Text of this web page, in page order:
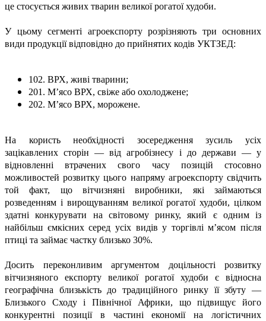
це стосується живих тварин великої рогатої худоби.
У цьому сегменті агроекспорту розрізняють три основних
види продукції відповідно до прийнятих кодів УКТЗЕД:
102. ВРХ, живі тварини;
201. М’ясо ВРХ, свіже або охолоджене;
202. М’ясо ВРХ, морожене.
На користь необхідності зосередження зусиль усіх
зацікавлених сторін — від агробізнесу і до держави — у
відновленні втрачених свого часу позицій стосовно
можливостей розвитку цього напряму агроекспорту свідчить
той факт, що вітчизняні виробники, які займаються
розведенням і вирощуванням великої рогатої худоби, цілком
здатні конкурувати на світовому ринку, який є одним із
найбільш ємкісних серед усіх видів у торгівлі м’ясом після
птиці та займає частку близько 30%.
Досить переконливим аргументом доцільності розвитку
вітчизняного експорту великої рогатої худоби є відносна
географічна близькість до традиційного ринку її збуту —
Близького Сходу і Північної Африки, що підвищує його
конкурентні позиції в частині економії на логістичних